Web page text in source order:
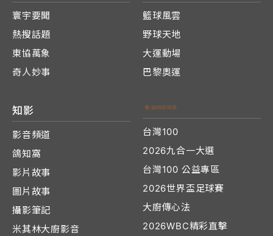
寰宇要聞
熱搜話題
東協萬象
奇人妙事
籃球風雲
野球天地
大運動場
巴黎奧運
知影
影音頻道
鴿知窩
影片故事
圖片故事
攝影筆記
米其林大廚影音
台灣100
2026九合一大選
台灣100 公益專區
2026世界盃足球賽
大廚傳心法
2026WBC精彩直擊